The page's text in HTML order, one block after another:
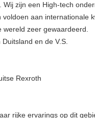
zijn een High-tech
aan internationale
zeer gewaardeerd.
en de V.S.
Rexroth
rijke ervarings op dit